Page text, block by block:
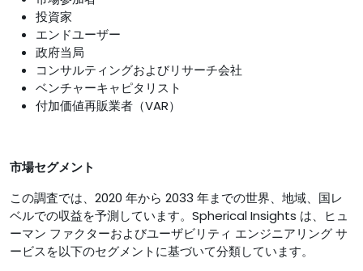
投資家
エンドユーザー
政府当局
コンサルティングおよびリサーチ会社
ベンチャーキャピタリスト
付加価値再販業者（VAR）
市場セグメント
この調査では、2020 年から 2033 年までの世界、地域、国レ
ベルでの収益を予測しています。Spherical Insights は、ヒュ
ーマン ファクターおよびユーザビリティ エンジニアリング サ
ービスを以下のセグメントに基づいて分類しています。